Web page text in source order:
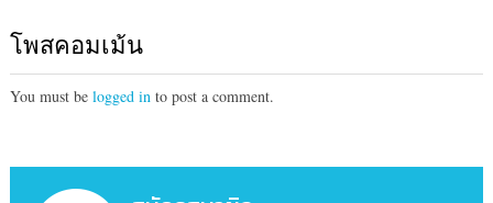
โพสคอมเม้น
You must be logged into post a comment.